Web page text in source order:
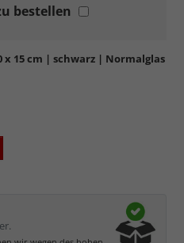
Floatglas-Qualität.
und hitzebeständig
, die als störend empfunden
45%
Grünfärbung
dezenten Grünschimmer
empfehlen wir Kunst- oder
bestellen
x 15 cm | schwarz | Normalglas